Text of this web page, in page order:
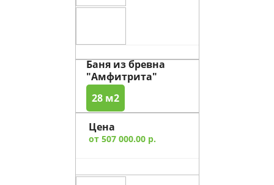
Баня из бревна
"Амфитрита"
28 м2
Цена
от 507 000.00 р.